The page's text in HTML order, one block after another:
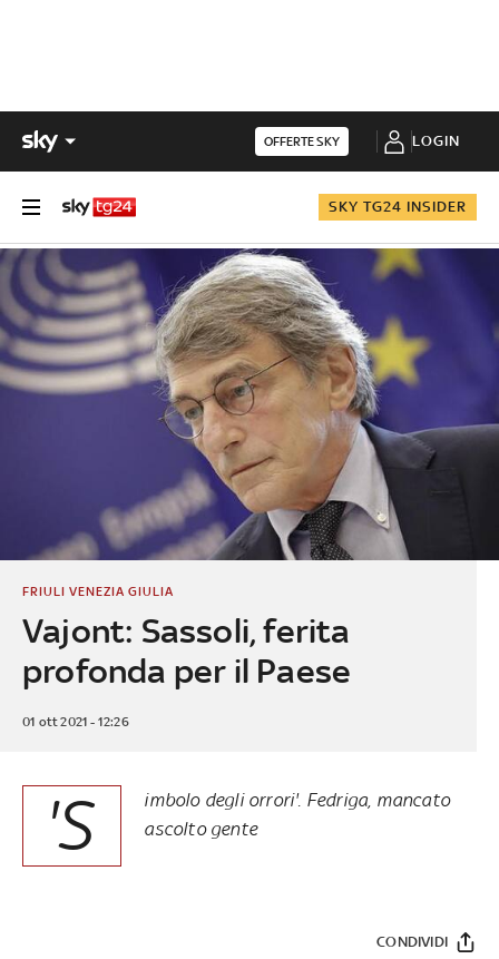
OFFERTE SKY LOGIN
SKY TG24 INSIDER
Vajont: Sassoli, ferita
profonda per il Paese
FRIULI VENEZIA GIULIA
01 ott 2021 - 12:26
'S
imbolo degli orrori'. Fedriga, mancato
ascolto gente
CONDIVIDI